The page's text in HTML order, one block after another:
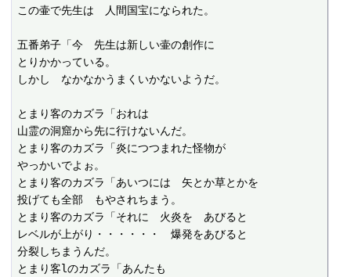
この壷で先生は　人間国宝になられた。
五番弟子「今　先生は新しい壷の創作に
とりかかっている。
しかし　なかなかうまくいかないようだ。
とまり客のカズラ「おれは
山霊の洞窟から先に行けないんだ。
とまり客のカズラ「炎につつまれた怪物が
やっかいでよぉ。
とまり客のカズラ「あいつには　矢とか草とかを
投げても全部　もやされちまう。
とまり客のカズラ「それに　火炎を　あびると
レベルが上がり・・・・・・　爆発をあびると
分裂しちまうんだ。
とまり客lのカズラ「あんたも